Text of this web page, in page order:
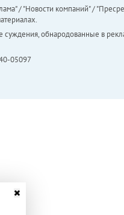
/ "Новости компаний" /
обнародованные в
05097